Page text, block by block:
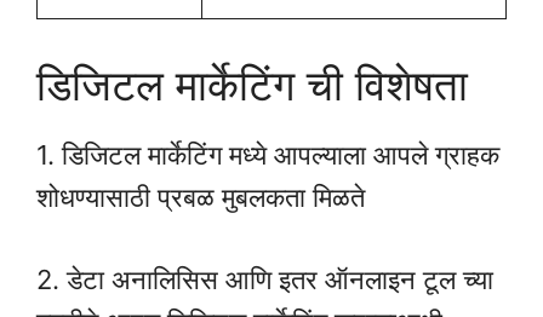
डिजिटल मार्केटिंग ची विशेषता
1. डिजिटल मार्केटिंग मध्ये आपल्याला आपले ग्राहक
शोधण्यासाठी प्रबळ मुबलकता मिळते
2. डेटा अनालिसिस आणि इतर ऑनलाइन टूल च्या